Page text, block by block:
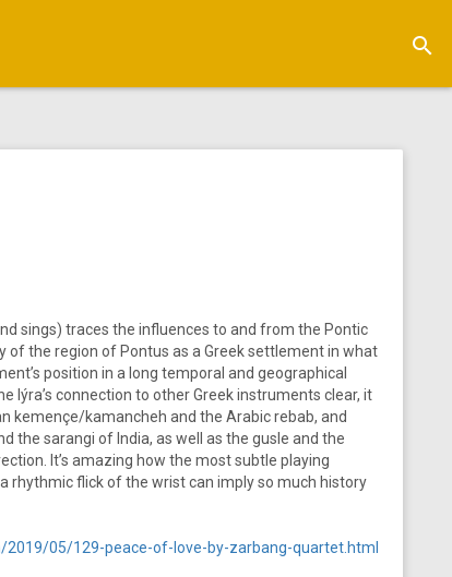
search
sings) traces the influences to and from the Pontic
the region of Pontus as a Greek settlement in what
position in a long temporal and geographical
lýra’s connection to other Greek instruments clear, it
kemençe/kamancheh and the Arabic rebab, and
the sarangi of India, as well as the gusle and the
It’s amazing how the most subtle playing
rhythmic flick of the wrist can imply so much history
05/129-peace-of-love-by-zarbang-quartet.html